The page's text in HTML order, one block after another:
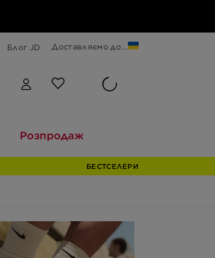
Блог JD Доставляємо до...
Розпродаж
БЕСТСЕЛЕРИ